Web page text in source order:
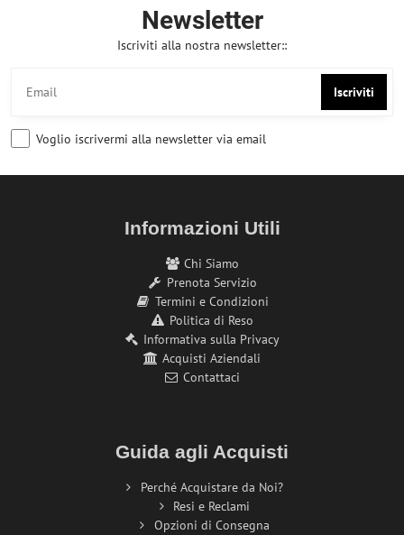
Newsletter
Iscriviti alla nostra newsletter::
Iscriviti
Voglio iscrivermi alla newsletter via email
Informazioni Utili
Chi Siamo
Prenota Servizio
Termini e Condizioni
Politica di Reso
Informativa sulla Privacy
Acquisti Aziendali
Contattaci
Guida agli Acquisti
Perché Acquistare da Noi?
Resi e Reclami
Opzioni di Consegna